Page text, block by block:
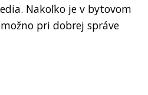
Nakoľko je v bytovom
pri dobrej správe